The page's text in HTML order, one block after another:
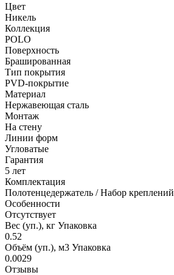
Цвет
Никель
Коллекция
POLO
Поверхность
Брашированная
Тип покрытия
PVD-покрытие
Материал
Нержавеющая сталь
Монтаж
На стену
Линии форм
Угловатые
Гарантия
5 лет
Комплектация
Полотенцедержатель / Набор креплений
Особенности
Отсутствует
Вес (уп.), кг Упаковка
0.52
Объём (уп.), м3 Упаковка
0.0029
Отзывы